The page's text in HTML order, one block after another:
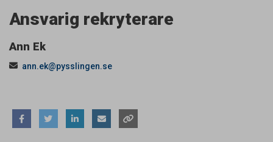
Ansvarig rekryterare
Ann Ek
ann.ek@pysslingen.se